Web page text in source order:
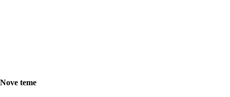
Nove teme